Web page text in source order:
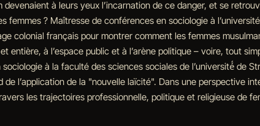
devenaient à leurs yeux l’incarnation de ce danger, et se
femmes ? Maîtresse de conférences en sociologie à
colonial français pour montrer comment les femmes
entière, à l’espace public et à l’arène politique – voire, tout
à la faculté des sciences sociales de l’université́ de
de l’application de la "nouvelle laïcité". Dans une perspective
les trajectoires professionnelle, politique et religieuse de